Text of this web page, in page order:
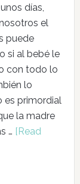
días,
el
puede
si al bebé le
con todo lo
lo
es primordial
la madre
… [Read